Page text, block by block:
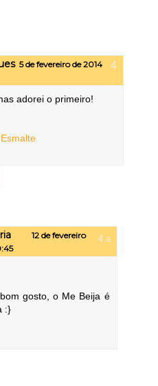
5 de fevereiro de 2014
adorei o primeiro!
12 de fevereiro
gosto, o Me Beija é
:}